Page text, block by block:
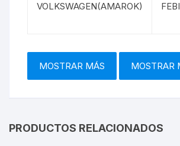
VOLKSWAGEN(AMAROK) FEBI
PRODUCTOS RELACIONADOS